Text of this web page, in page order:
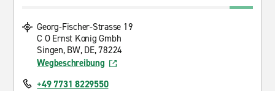
Georg-Fischer-Strasse 19
C O Ernst Konig Gmbh
Singen, BW, DE, 78224
Wegbeschreibung
+49 7731 8229550